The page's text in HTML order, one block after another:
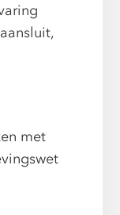
met